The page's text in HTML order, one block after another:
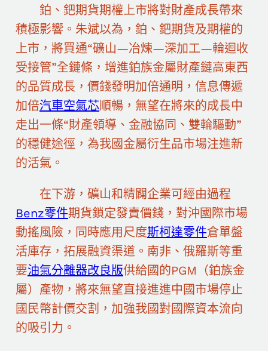
鉑、鈀期貨期權上市將對財產成長帶來
積極影響。朱斌以為，鉑、鈀期貨及期權的
上市，將買通“礦山—冶煉—深加工—輪迴收
受接管”全鏈條，增進鉑族金屬財產鏈高東西
的品質成長，價錢發明加倍通明，信息傳遞
加倍汽車空氣芯順暢，無望在將來的成長中
走出一條“財產領導、金融協同、雙輪驅動”
的穩健途徑，為我國金屬衍生品市場注進新
的活氣。
在下游，礦山和精闢企業可經由過程
Benz零件期貨鎖定發賣價錢，對沖國際市場
動搖風險，同時應用尺度斯柯達零件倉單盤
活庫存，拓展融資渠道。南非、俄羅斯等重
要油氣分離器改良版供給國的PGM（鉑族金
屬）產物，將來無望直接進進中國市場停止
國民幣計價交割，加強我國對國際資本流向
的吸引力。